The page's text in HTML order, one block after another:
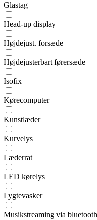
Glastag
Head-up display
Højdejust. forsæde
Højdejusterbart førersæde
Isofix
Kørecomputer
Kunstlæder
Kurvelys
Læderrat
LED kørelys
Lygtevasker
Musikstreaming via bluetooth